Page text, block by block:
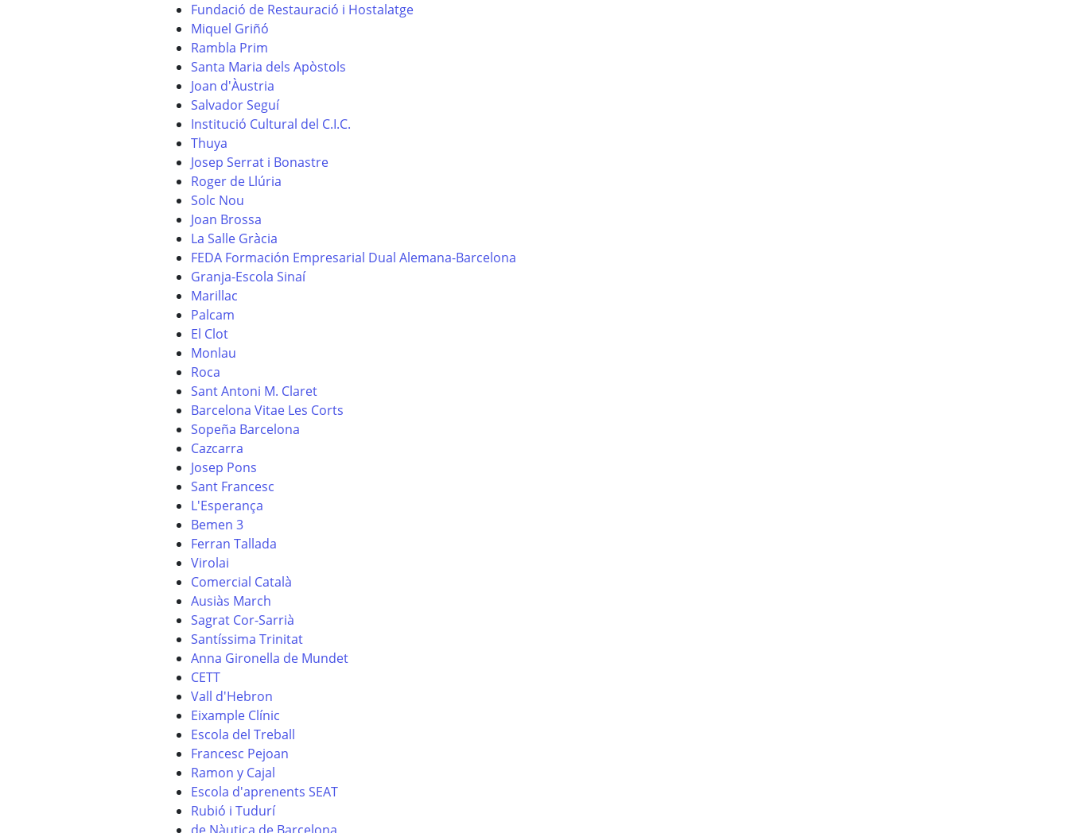
Fundació de Restauració i Hostalatge
Miquel Griñó
Rambla Prim
Santa Maria dels Apòstols
Joan d'Àustria
Salvador Seguí
Institució Cultural del C.I.C.
Thuya
Josep Serrat i Bonastre
Roger de Llúria
Solc Nou
Joan Brossa
La Salle Gràcia
FEDA Formación Empresarial Dual Alemana-Barcelona
Granja-Escola Sinaí
Marillac
Palcam
El Clot
Monlau
Roca
Sant Antoni M. Claret
Barcelona Vitae Les Corts
Sopeña Barcelona
Cazcarra
Josep Pons
Sant Francesc
L'Esperança
Bemen 3
Ferran Tallada
Virolai
Comercial Català
Ausiàs March
Sagrat Cor-Sarrià
Santíssima Trinitat
Anna Gironella de Mundet
CETT
Vall d'Hebron
Eixample Clínic
Escola del Treball
Francesc Pejoan
Ramon y Cajal
Escola d'aprenents SEAT
Rubió i Tudurí